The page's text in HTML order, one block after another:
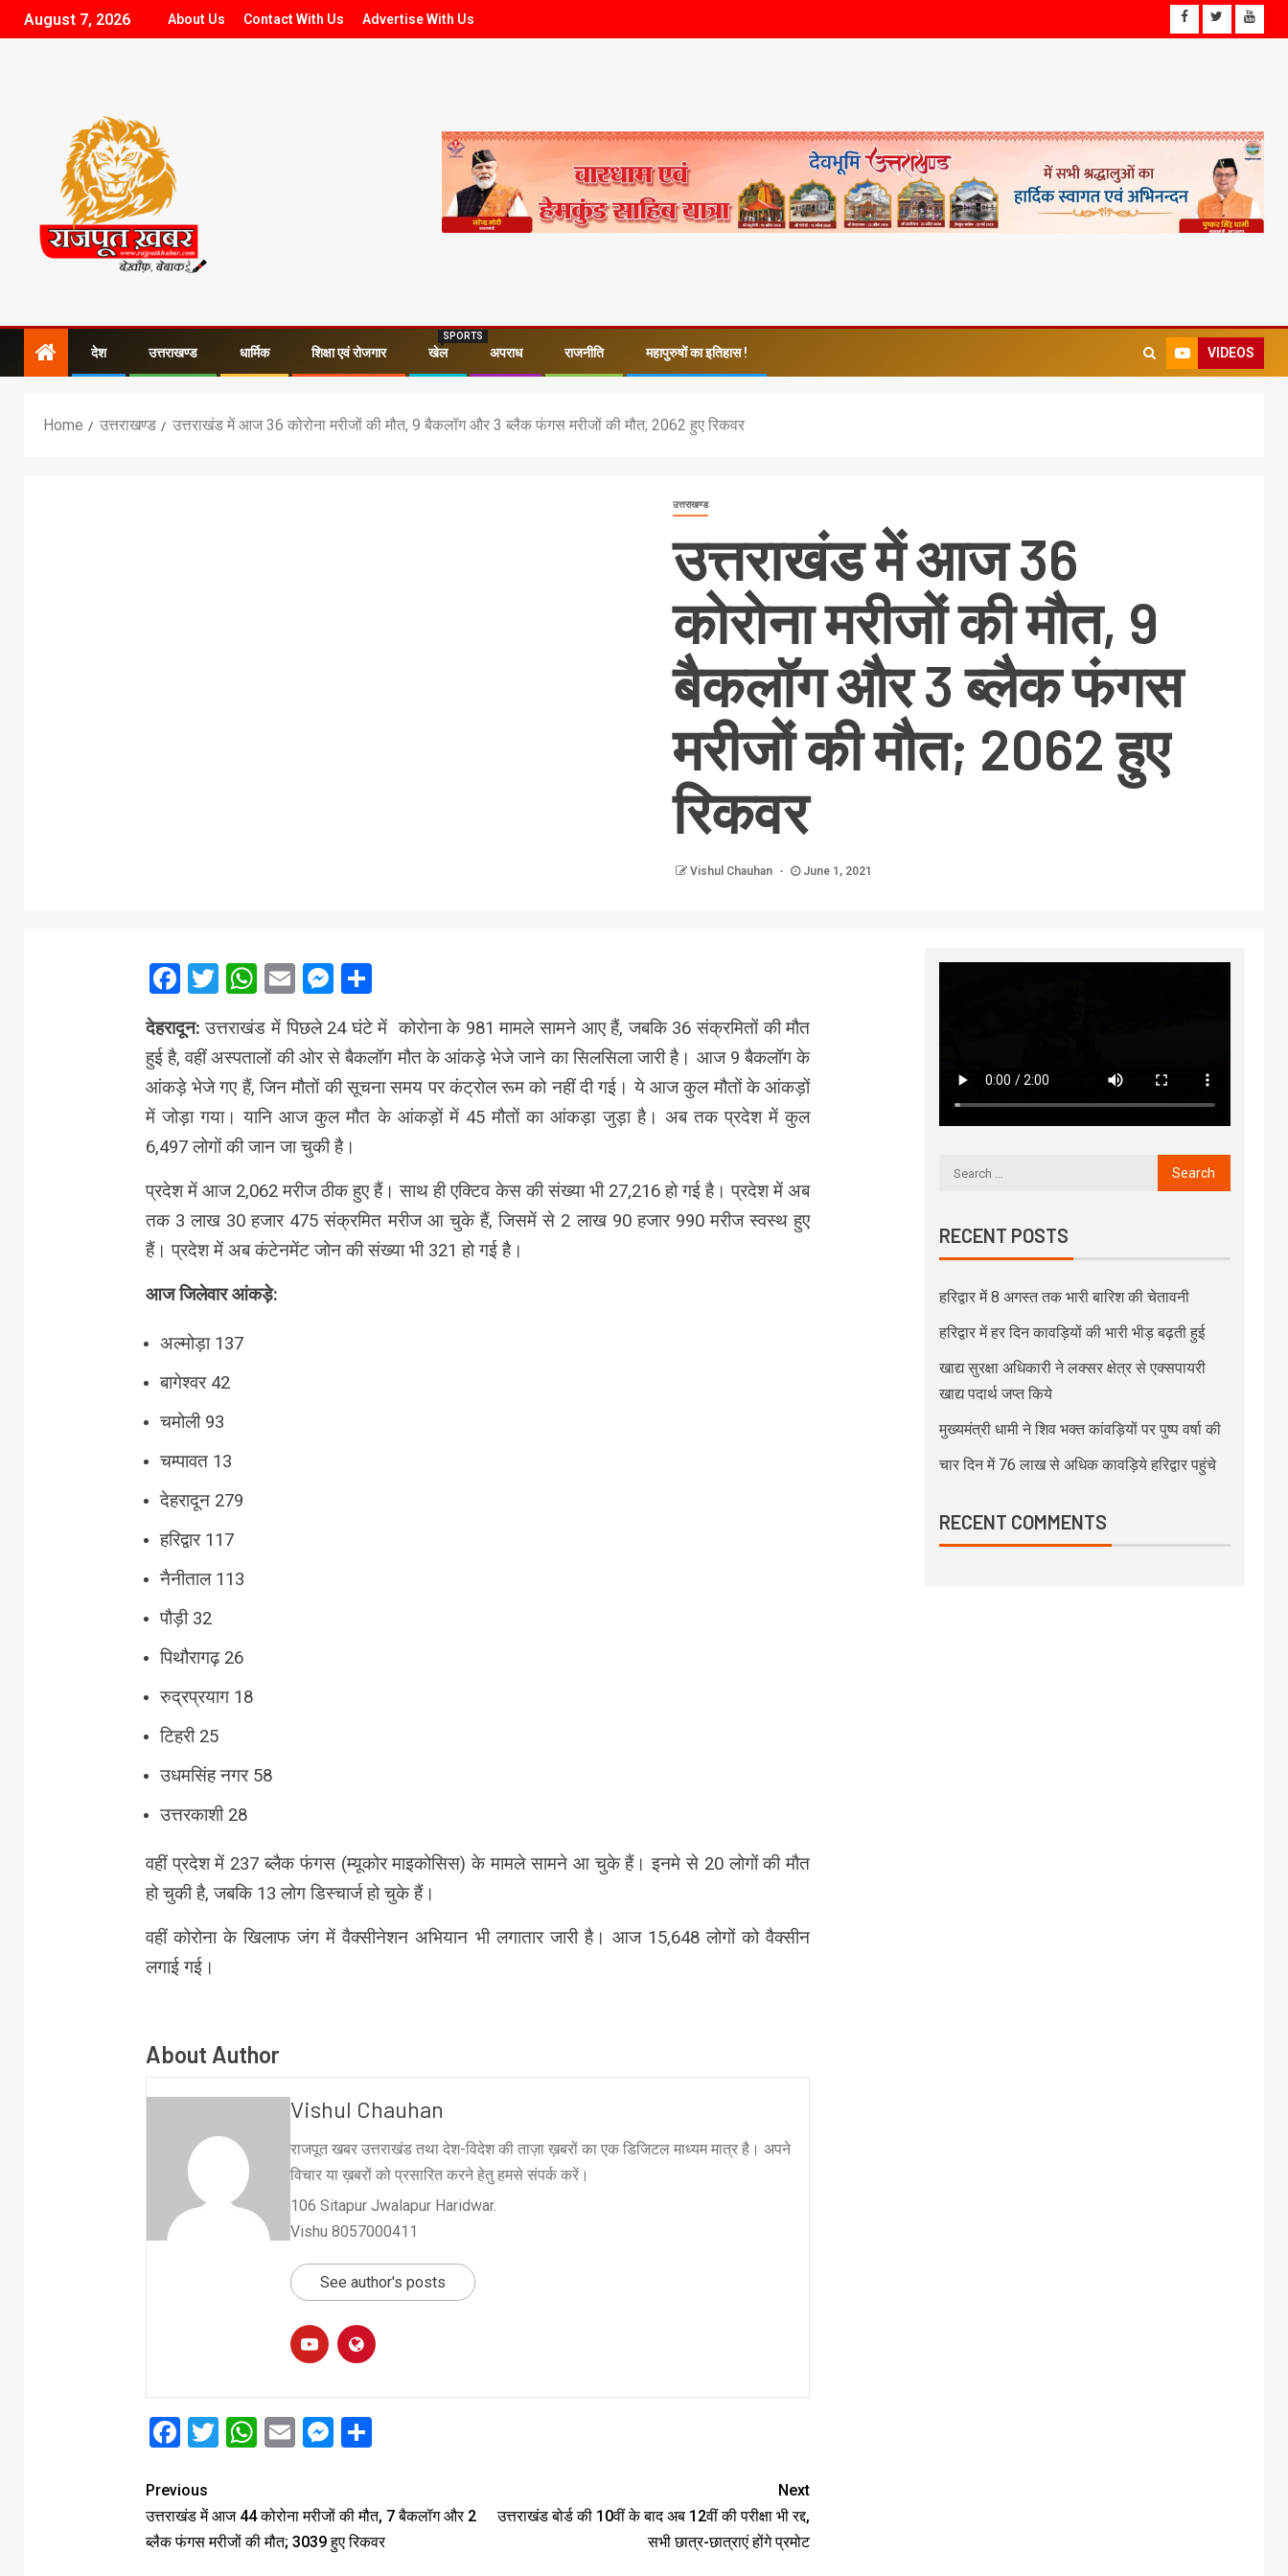
August 7, 2026 About Us Contact With Us Advertise With Us
देश उत्तराखण्ड धार्मिक शिक्षा एवं रोजगार खेल
SPORTS
अपराध राजनीति महापुरुषों का इतिहास ! VIDEOS
Home उत्तराखण्ड उत्तराखंड में आज 36 कोरोना मरीजों की मौत, 9 बैकलॉग और 3 ब्लैक फंगस मरीजों की मौत; 2062 हुए रिकवर
उत्तराखण्ड
उत्तराखंड में आज 36
कोरोना मरीजों की मौत, 9
बैकलॉग और 3 ब्लैक फंगस
मरीजों की मौत; 2062 हुए
रिकवर
Vishul Chauhan June 1, 2021
Facebook
Twitter
WhatsApp
EmailMessenger
Share
देहरादून: उत्तराखंड में पिछले 24 घंटे में कोरोना के 981 मामले सामने आए हैं, जबकि 36 संक्रमितों की मौत
हुई है, वहीं अस्पतालों की ओर से बैकलॉग मौत के आंकड़े भेजे जाने का सिलसिला जारी है। आज 9 बैकलॉग के
आंकड़े भेजे गए हैं, जिन मौतों की सूचना समय पर कंट्रोल रूम को नहीं दी गई। ये आज कुल मौतों के आंकड़ों
में जोड़ा गया। यानि आज कुल मौत के आंकड़ों में 45 मौतों का आंकड़ा जुड़ा है। अब तक प्रदेश में कुल
6,497 लोगों की जान जा चुकी है।
प्रदेश में आज 2,062 मरीज ठीक हुए हैं। साथ ही एक्टिव केस की संख्या भी 27,216 हो गई है। प्रदेश में अब
तक 3 लाख 30 हजार 475 संक्रमित मरीज आ चुके हैं, जिसमें से 2 लाख 90 हजार 990 मरीज स्वस्थ हुए
हैं। प्रदेश में अब कंटेनमेंट जोन की संख्या भी 321 हो गई है।
आज जिलेवार आंकड़े:
अल्मोड़ा 137
बागेश्वर 42
चमोली 93
चम्पावत 13
देहरादून 279
हरिद्वार 117
नैनीताल 113
पौड़ी 32
पिथौरागढ़ 26
रुद्रप्रयाग 18
टिहरी 25
उधमसिंह नगर 58
उत्तरकाशी 28
वहीं प्रदेश में 237 ब्लैक फंगस (म्यूकोर माइकोसिस) के मामले सामने आ चुके हैं। इनमे से 20 लोगों की मौत
हो चुकी है, जबकि 13 लोग डिस्चार्ज हो चुके हैं।
वहीं कोरोना के खिलाफ जंग में वैक्सीनेशन अभियान भी लगातार जारी है। आज 15,648 लोगों को वैक्सीन
लगाई गई।
About Author
Vishul Chauhan
राजपूत खबर उत्तराखंड तथा देश-विदेश की ताज़ा ख़बरों का एक डिजिटल माध्यम मात्र है। अपने
विचार या ख़बरों को प्रसारित करने हेतु हमसे संपर्क करें।
106 Sitapur Jwalapur Haridwar.
Vishu 8057000411
See author's posts
Facebook
Twitter
WhatsApp
EmailMessenger
Share
Previous
उत्तराखंड में आज 44 कोरोना मरीजों की मौत, 7 बैकलॉग और 2
ब्लैक फंगस मरीजों की मौत; 3039 हुए रिकवर
Next
उत्तराखंड बोर्ड की 10वीं के बाद अब 12वीं की परीक्षा भी रद्द,
सभी छात्र-छात्राएं होंगे प्रमोट
RECENT POSTS
हरिद्वार में 8 अगस्त तक भारी बारिश की चेतावनी
हरिद्वार में हर दिन कावड़ियों की भारी भीड़ बढ़ती हुई
खाद्य सुरक्षा अधिकारी ने लक्सर क्षेत्र से एक्सपायरी
खाद्य पदार्थ जप्त किये
मुख्यमंत्री धामी ने शिव भक्त कांवड़ियों पर पुष्प वर्षा की
चार दिन में 76 लाख से अधिक कावड़िये हरिद्वार पहुंचे
RECENT COMMENTS